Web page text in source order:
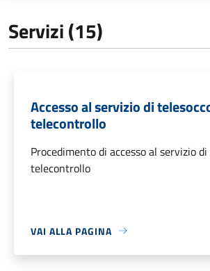
Servizi (15)
Accesso al servizio di
telecontrollo
Procedimento di accesso al servizio
telecontrollo
VAI ALLA PAGINA